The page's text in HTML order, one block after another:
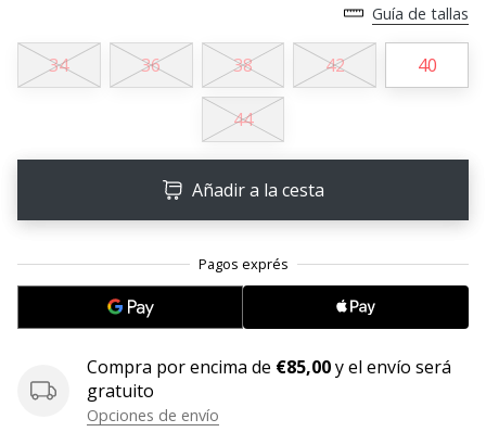
11. 8. 2022
•
en
Weplayvolleyball!
jugón?
queremos
en
nuestro
Guía de tallas
34 36 38 42 40
44
Añadir a la cesta
Compra por encima de €85,00y el envío será
gratuito
Opciones de envío